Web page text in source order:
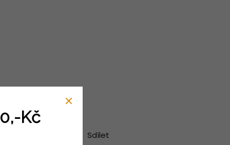
Sdílet
Kč